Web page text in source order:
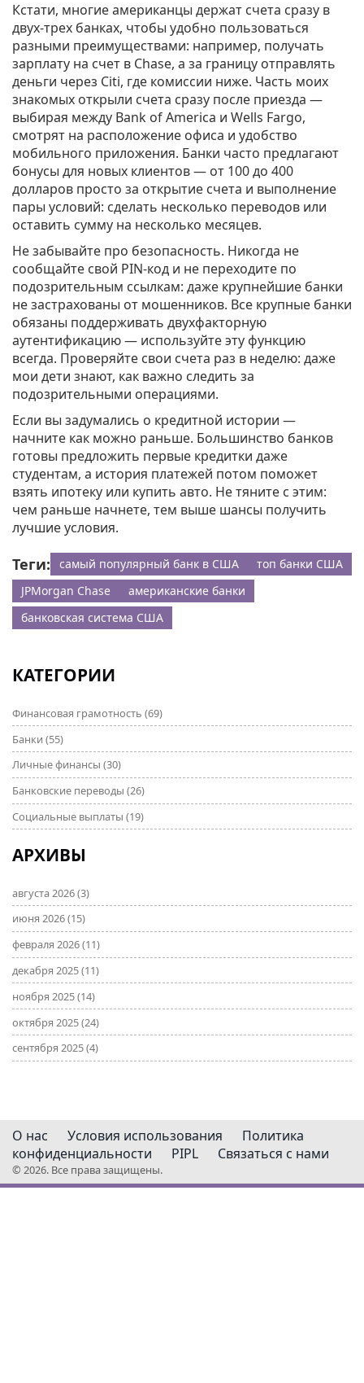
Кстати, многие американцы держат счета сразу в
двух-трех банках, чтобы удобно пользоваться
разными преимуществами: например, получать
зарплату на счет в Chase, а за границу отправлять
деньги через Citi, где комиссии ниже. Часть моих
знакомых открыли счета сразу после приезда —
выбирая между Bank of America и Wells Fargo,
смотрят на расположение офиса и удобство
мобильного приложения. Банки часто предлагают
бонусы для новых клиентов — от 100 до 400
долларов просто за открытие счета и выполнение
пары условий: сделать несколько переводов или
оставить сумму на несколько месяцев.
Не забывайте про безопасность. Никогда не
сообщайте свой PIN-код и не переходите по
подозрительным ссылкам: даже крупнейшие банки
не застрахованы от мошенников. Все крупные банки
обязаны поддерживать двухфакторную
аутентификацию — используйте эту функцию
всегда. Проверяйте свои счета раз в неделю: даже
мои дети знают, как важно следить за
подозрительными операциями.
Если вы задумались о кредитной истории —
начните как можно раньше. Большинство банков
готовы предложить первые кредитки даже
студентам, а история платежей потом поможет
взять ипотеку или купить авто. Не тяните с этим:
чем раньше начнете, тем выше шансы получить
лучшие условия.
Теги: самый популярный банк в США
топ банки США
JPMorgan Chase
американские банки
банковская система США
КАТЕГОРИИ
Финансовая грамотность (69)
Банки (55)
Личные финансы (30)
Банковские переводы (26)
Социальные выплаты (19)
АРХИВЫ
августа 2026(3)
июня 2026(15)
февраля 2026(11)
декабря 2025(11)
ноября 2025(14)
октября 2025(24)
сентября 2025(4)
О нас Условия использования
Политика
конфиденциальности
PIPL Связаться с нами
© 2026. Все права защищены.